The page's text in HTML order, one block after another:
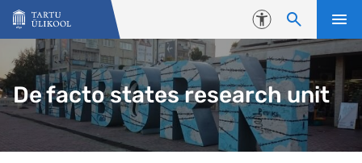
Liigu edasi põhisisu juurde
Juurdepääsetavus
De facto states research unit